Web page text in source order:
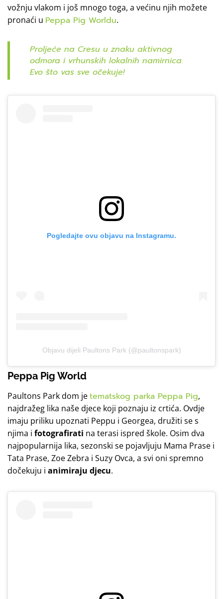
vožnju vlakom i još mnogo toga, a većinu njih možete
pronaći u Peppa Pig Worldu.
Proljeće na Cresu u znaku aktivnog
odmora i vrhunskih lokalnih namirnica.
Evo što vas sve očekuje!
Pogledajte ovu objavu na Instagramu.
Objavu dijeli Paultons Park (@paultonspark)
Peppa Pig World
Paultons Park dom jetematskog parka Peppa Pig,
najdražeg lika naše djece koji poznaju iz crtića. Ovdje
imaju priliku upoznati Peppu i Georgea, družiti se s
njima i fotografirati na terasi ispred škole. Osim dva
najpopularnija lika, sezonski se pojavljuju Mama Prase i
Tata Prase, Zoe Zebra i Suzy Ovca, a svi oni spremno
dočekuju i animiraju djecu.